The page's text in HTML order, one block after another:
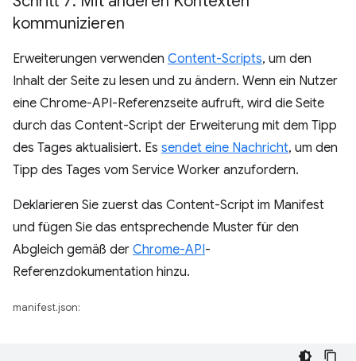
kommunizieren
Erweiterungen verwenden Content-Scripts, um den
Inhalt der Seite zu lesen und zu ändern. Wenn ein Nutzer
eine Chrome-API-Referenzseite aufruft, wird die Seite
durch das Content-Script der Erweiterung mit dem Tipp
des Tages aktualisiert. Es sendet eine Nachricht, um den
Tipp des Tages vom Service Worker anzufordern.
Deklarieren Sie zuerst das Content-Script im Manifest
und fügen Sie das entsprechende Muster für den
Abgleich gemäß der Chrome-API-
Referenzdokumentation hinzu.
manifest.json: